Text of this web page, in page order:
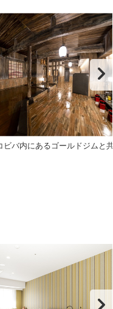
ビバ内にあるゴールドジムと共